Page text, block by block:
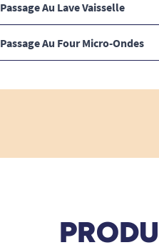
Passage Au Lave Vaisselle
Passage Au Four Micro-Ondes